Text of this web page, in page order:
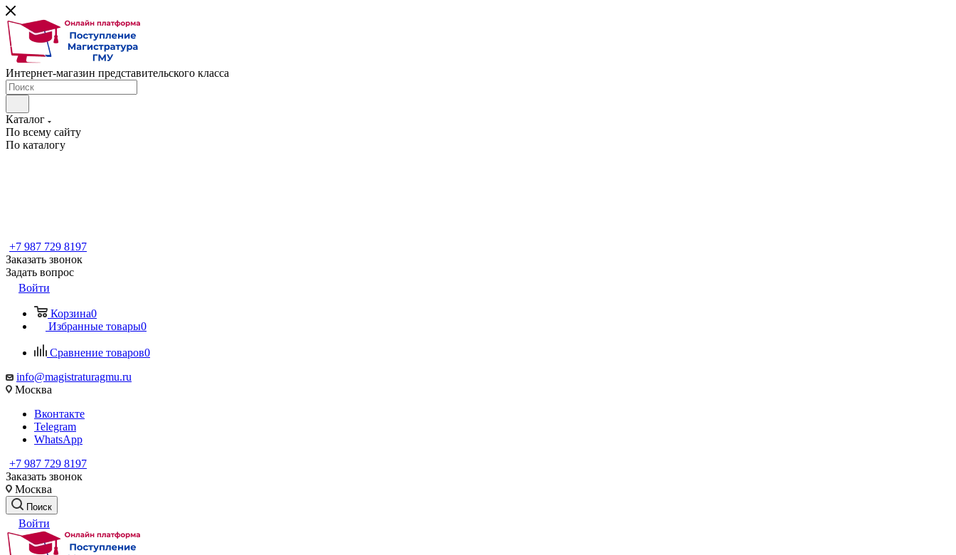
Интернет-магазин представительского класса
Каталог
По всему сайту
По каталогу
+7 987 729 8197
Заказать звонок
Задать вопрос
Войти
Корзина0
Избранные товары0
Сравнение товаров0
info@magistraturagmu.ru
Москва
Вконтакте
Telegram
WhatsApp
+7 987 729 8197
Заказать звонок
Москва
Поиск
Войти